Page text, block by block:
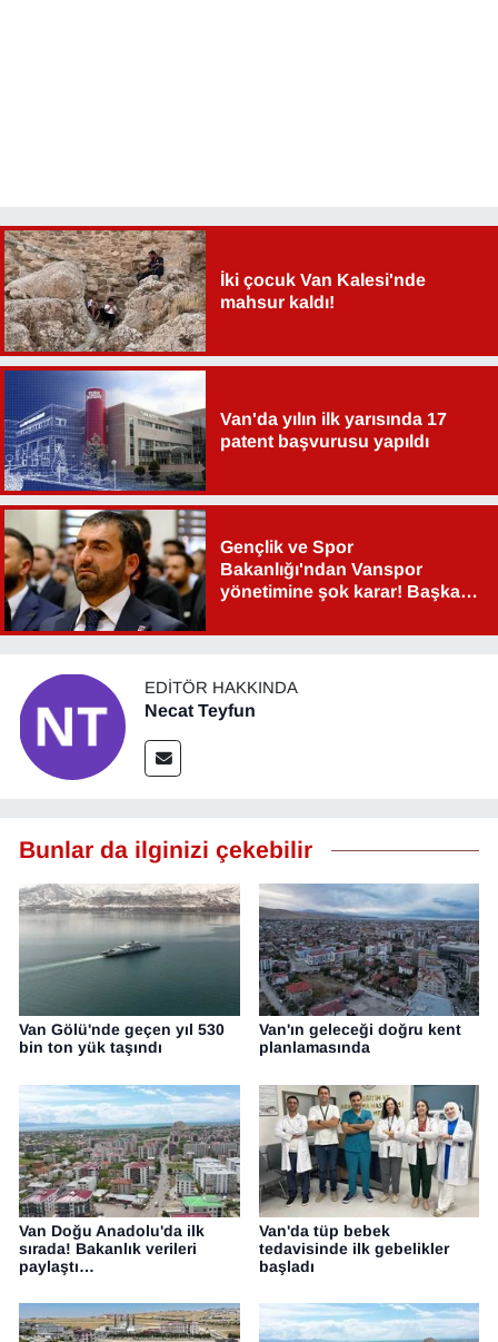
İki çocuk Van Kalesi'nde
mahsur kaldı!
Van'da yılın ilk yarısında 17
patent başvurusu yapıldı
Gençlik ve Spor
Bakanlığı'ndan Vanspor
yönetimine şok karar! Başkan
EDITÖR HAKKINDA
Necat Teyfun
Bunlar da ilginizi çekebilir
Van Gölü'nde geçen yıl 530
bin ton yük taşındı
Van'ın geleceği doğru kent
planlamasında
Van Doğu Anadolu'da ilk
sırada! Bakanlık verileri
paylaştı…
Van'da tüp bebek
tedavisinde ilk gebelikler
başladı
SAĞLIK
Seri İlan
Sinema - TV
SİYASET
SPOR
TEBRİK
TEKNOLOJİ
VAN'DA SPOR
Vasıta